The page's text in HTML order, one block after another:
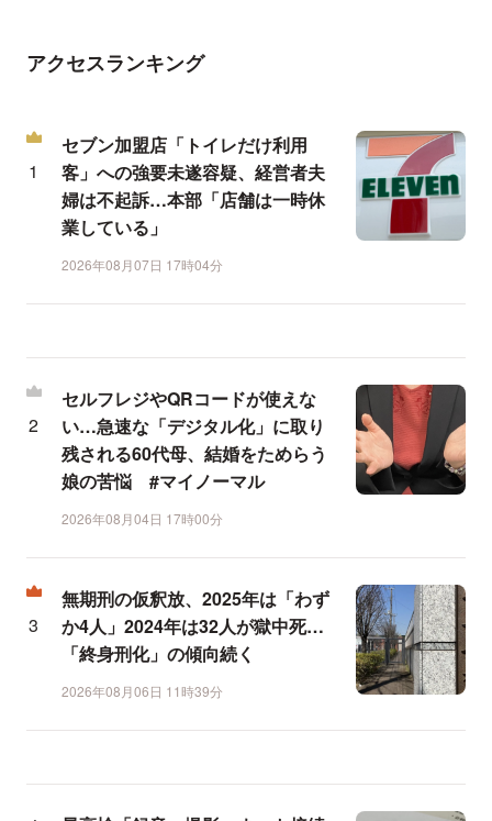
アクセスランキング
セブン加盟店「トイレだけ利用
客」への強要未遂容疑、経営者夫
婦は不起訴…本部「店舗は一時休
業している」
2026年08月07日 17時04分
セルフレジやQRコードが使えな
い…急速な「デジタル化」に取り
残される60代母、結婚をためらう
娘の苦悩 #マイノーマル
2026年08月04日 17時00分
無期刑の仮釈放、2025年は「わず
か4人」2024年は32人が獄中死…
「終身刑化」の傾向続く
2026年08月06日 11時39分